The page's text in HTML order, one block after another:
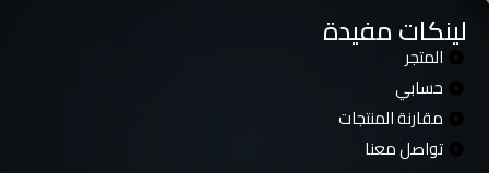
لينكات مفيدة
المتجر
حسابي
مقارنة المنتجات
تواصل معنا